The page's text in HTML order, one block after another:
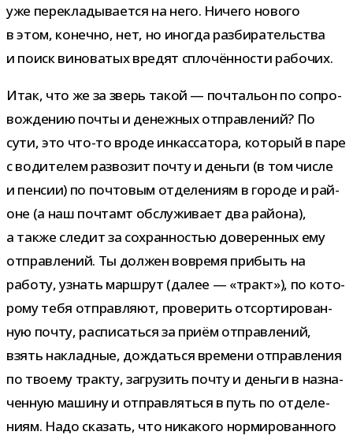
уже пере­кла­ды­ва­ется на него. Ничего нового
в этом, конечно, нет, но ино­гда раз­би­ра­тель­ства
и поиск вино­ва­тых вре­дят спло­чён­но­сти рабочих.
Итак, что же за зверь такой — поч­та­льон по сопро­
вож­де­нию почты и денеж­ных отправ­ле­ний? По
сути, это что-​то вроде инкас­са­тора, кото­рый в паре
с води­те­лем раз­во­зит почту и деньги (в том числе
и пен­сии) по поч­то­вым отде­ле­ниям в городе и рай­
оне (а наш поч­тамт обслу­жи­вает два рай­она),
а также сле­дит за сохран­но­стью дове­рен­ных ему
отправ­ле­ний. Ты дол­жен вовремя при­быть на
работу, узнать марш­рут (далее — «тракт»), по кото­
рому тебя отправ­ляют, про­ве­рить отсор­ти­ро­ван­
ную почту, рас­пи­саться за приём отправ­ле­ний,
взять наклад­ные, дождаться вре­мени отправ­ле­ния
по тво­ему тракту, загру­зить почту и деньги в назна­
чен­ную машину и отправ­ляться в путь по отде­ле­
ниям. Надо ска­зать, что ника­кого нор­ми­ро­ван­ного